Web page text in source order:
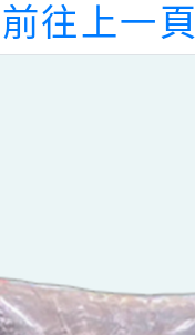
前往上一頁